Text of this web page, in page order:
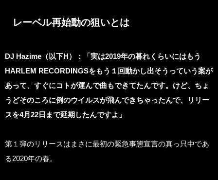
レーベル再始動の狙いとは
DJ Hazime （以下H）：「実は2019年の暮れくらいにはもう
HARLEM RECORDINGSをもう１回動かし出そうっていう案が
あって、すぐにコトが運んで曲もできてたんです。けど、ちょ
うどそのころに例のウイルスが飛んできちゃったんで、リリー
スを4月22日まで延期したんですよ」
第１弾のリリースはまさに最初の緊急事態宣言の真っ只中であ
る2020年の春。